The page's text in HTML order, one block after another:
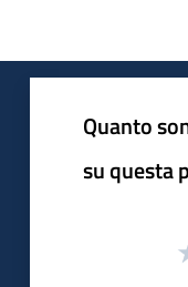
Quanto
su questa